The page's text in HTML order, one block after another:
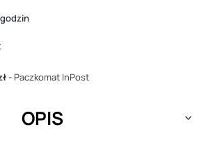
- Paczkomat InPost
OPIS